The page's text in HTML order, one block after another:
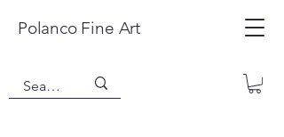
Polanco Fine Art